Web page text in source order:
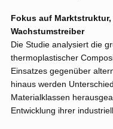
Fokus auf
Wachstumstreiber
Die Studie analysiert die
thermoplastischer
Einsatzes gegenüber
hinaus werden
Materialklassen
Entwicklung ihrer